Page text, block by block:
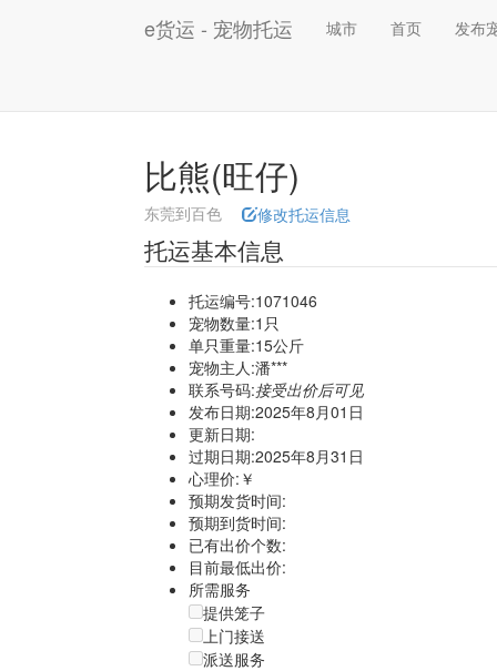
e货运 - 宠物托运 城市 首页 发布
比熊(旺仔)
东莞到百色 修改托运信息
托运基本信息
托运编号:1071046
宠物数量:1只
单只重量:15公斤
宠物主人:潘***
联系号码:接受出价后可见
发布日期:2025年8月01日
更新日期:
过期日期:2025年8月31日
心理价:￥
预期发货时间:
预期到货时间:
已有出价个数:
目前最低出价:
所需服务
提供笼子
上门接送
派送服务